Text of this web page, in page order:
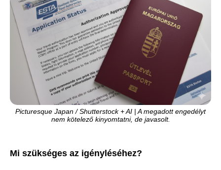
Picturesque Japan / Shutterstock + AI | A megadott engedélyt
nem kötelező kinyomtatni, de javasolt.
Mi szükséges az igényléséhez?